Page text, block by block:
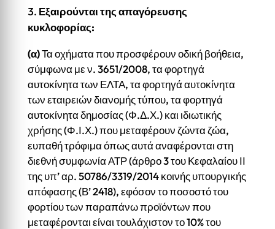
Εξαιρούνται της απαγόρευσης
κυκλοφορίας:
(α)Τα οχήματα που προσφέρουν οδική βοήθεια,
σύμφωνα με ν. 3651/2008, τα φορτηγά
αυτοκίνητα των ΕΛΤΑ, τα φορτηγά αυτοκίνητα
των εταιρειών διανομής τύπου, τα φορτηγά
αυτοκίνητα δημοσίας (Φ.Δ.Χ.) και ιδιωτικής
χρήσης (Φ.Ι.Χ.) που μεταφέρουν ζώντα ζώα,
ευπαθή τρόφιμα όπως αυτά αναφέρονται στη
διεθνή συμφωνία ΑΤΡ (άρθρο 3 του Κεφαλαίου ΙΙ
της υπ’ αρ. 50786/3319/2014 κοινής υπουργικής
απόφασης (Β’ 2418), εφόσον το ποσοστό του
φορτίου των παραπάνω προϊόντων που
μεταφέρονται είναι τουλάχιστον το 10% του